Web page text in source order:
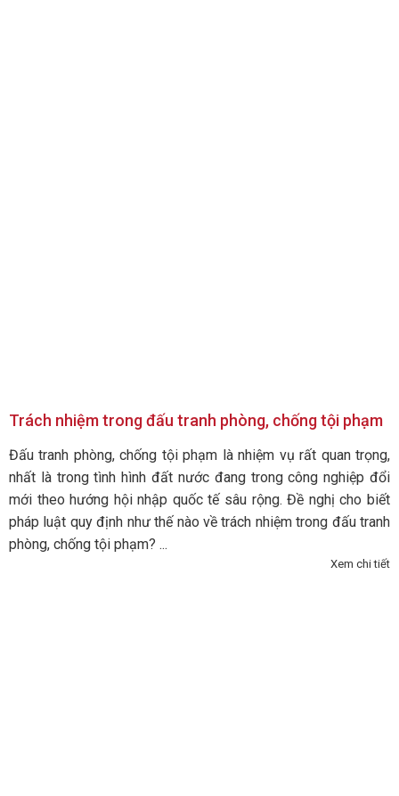
Trách nhiệm trong đấu tranh phòng, chống tội phạm
Đấu tranh phòng, chống tội phạm là nhiệm vụ rất quan trọng,
nhất là trong tình hình đất nước đang trong công nghiệp đổi
mới theo hướng hội nhập quốc tế sâu rộng. Đề nghị cho biết
pháp luật quy định như thế nào về trách nhiệm trong đấu tranh
phòng, chống tội phạm? ...
Xem chi tiết